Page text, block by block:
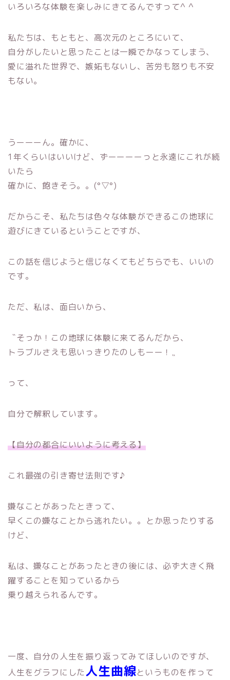
いろいろな体験を楽しみにきてるんですって^ ^
私たちは、もともと、高次元のところにいて、
自分がしたいと思ったことは一瞬でかなってしまう、
愛に溢れた世界で、嫉妬もないし、苦労も怒りも不安
もない。
うーーーん。確かに、
1年くらいはいいけど、ずーーーーっと永遠にこれが続
いたら
確かに、飽きそう。。(°▽°)
だからこそ、私たちは色々な体験ができるこの地球に
遊びにきているということですが、
この話を信じようと信じなくてもどちらでも、いいの
です。
ただ、私は、面白いから、
〝そっか！この地球に体験に来てるんだから、
トラブルさえも思いっきりたのしもーー！〟
って、
自分で解釈しています。
【自分の都合にいいように考える】
これ最強の引き寄せ法則です♪
嫌なことがあったときって、
早くこの嫌なことから逃れたい。。とか思ったりする
けど、
私は、嫌なことがあったときの後には、必ず大きく飛
躍することを知っているから
乗り越えられるんです。
一度、自分の人生を振り返ってみてほしいのですが、
人生をグラフにした人生曲線というものを作って